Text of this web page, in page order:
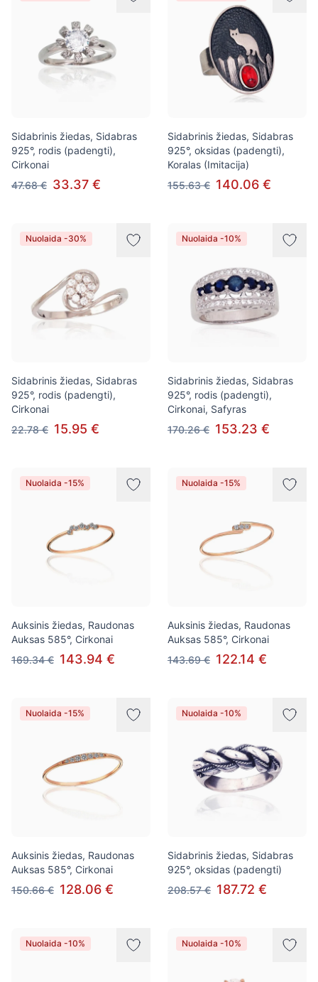
Sidabrinis žiedas, Sidabras
925°, rodis (padengti),
Cirkonai
47.68 € 33.37 €
Sidabrinis žiedas, Sidabras
925°, oksidas (padengti),
Koralas (Imitacija)
155.63 € 140.06 €
Nuolaida -30%
Sidabrinis žiedas, Sidabras
925°, rodis (padengti),
Cirkonai
22.78 € 15.95 €
Nuolaida -10%
Sidabrinis žiedas, Sidabras
925°, rodis (padengti),
Cirkonai, Safyras
170.26 € 153.23 €
Nuolaida -15%
Auksinis žiedas, Raudonas
Auksas 585°, Cirkonai
169.34 € 143.94 €
Nuolaida -15%
Auksinis žiedas, Raudonas
Auksas 585°, Cirkonai
143.69 € 122.14 €
Nuolaida -15%
Auksinis žiedas, Raudonas
Auksas 585°, Cirkonai
150.66 € 128.06 €
Nuolaida -10%
Sidabrinis žiedas, Sidabras
925°, oksidas (padengti)
208.57 € 187.72 €
Nuolaida -10% Nuolaida -10%